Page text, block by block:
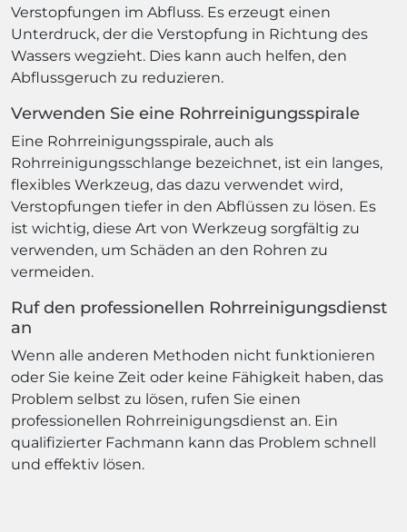
Verstopfungen im Abfluss. Es erzeugt einen
Unterdruck, der die Verstopfung in Richtung des
Wassers wegzieht. Dies kann auch helfen, den
Abflussgeruch zu reduzieren.
Verwenden Sie eine Rohrreinigungsspirale
Eine Rohrreinigungsspirale, auch als
Rohrreinigungsschlange bezeichnet, ist ein langes,
flexibles Werkzeug, das dazu verwendet wird,
Verstopfungen tiefer in den Abflüssen zu lösen. Es
ist wichtig, diese Art von Werkzeug sorgfältig zu
verwenden, um Schäden an den Rohren zu
vermeiden.
Ruf den professionellen Rohrreinigungsdienst
an
Wenn alle anderen Methoden nicht funktionieren
oder Sie keine Zeit oder keine Fähigkeit haben, das
Problem selbst zu lösen, rufen Sie einen
professionellen Rohrreinigungsdienst an. Ein
qualifizierter Fachmann kann das Problem schnell
und effektiv lösen.